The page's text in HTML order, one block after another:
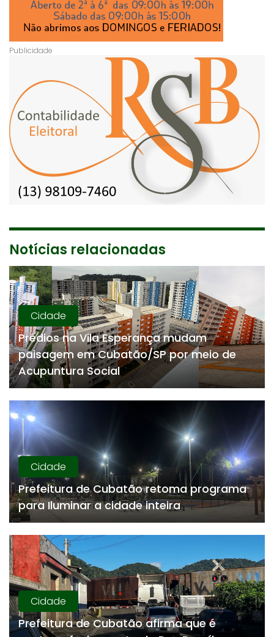
Notícias relacionadas
Cidade
Prédios na Vila Esperança mudam
paisagem em Cubatão/SP por meio de
Acupuntura Social
Cidade
Prefeitura de Cubatão retoma programa
para Iluminar a cidade inteira
Cidade
Prefeitura de Cubatão afirma que é